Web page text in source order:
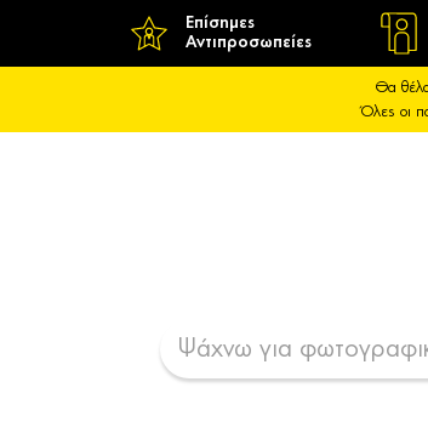
Επίσημες
Αντιπροσωπείες
Θα
Όλες οι